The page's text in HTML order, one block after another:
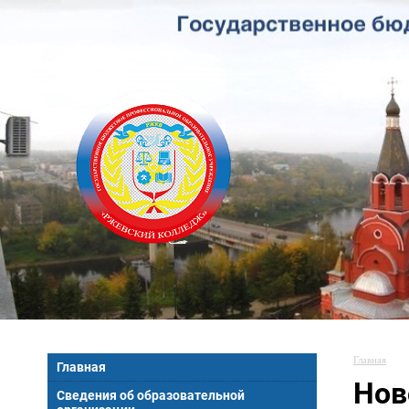
Главная
Сведения об образовательной
Главная